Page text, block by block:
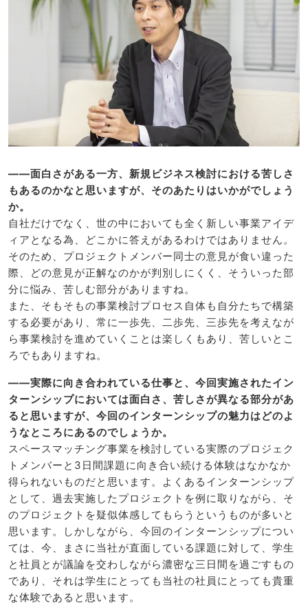
――面白さがある一方、新規ビジネス検討における苦しさ
もあるのかなと思いますが、そのあたりはいかがでしょう
か。
自社だけでなく、世の中においても全く新しい事業アイデ
ィアとなる為、どこかに答えがあるわけではありません。
そのため、プロジェクトメンバー同士の意見が食い違った
際、どの意見が正解なのかが判別しにくく、そういった部
分に悩み、苦しむ部分がありますね。
また、そもそもの事業検討プロセス自体も自分たちで構築
する必要があり、常に一歩先、二歩先、三歩先を考えなが
ら事業検討を進めていくことは楽しくもあり、苦しいとこ
ろでもありますね。
――実際に向き合われている仕事と、今回実施されたイン
ターンシップにおいては面白さ、苦しさが異なる部分があ
ると思いますが、今回のインターンシップの魅力はどのよ
うなところにあるのでしょうか。
スペースマッチング事業を検討している実際のプロジェク
トメンバーと3日間課題に向き合い続ける体験はなかなか
得られないものだと思います。よくあるインターンシップ
として、過去実施したプロジェクトを例に取りながら、そ
のプロジェクトを疑似体感してもらうというものが多いと
思います。しかしながら、今回のインターンシップについ
ては、今、まさに当社が直面している課題に対して、学生
と社員とが議論を交わしながら濃密な三日間を過ごすもの
であり、それは学生にとっても当社の社員にとっても貴重
な体験であると思います。